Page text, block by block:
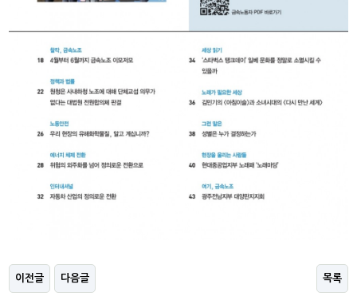
이전글 다음글 목록